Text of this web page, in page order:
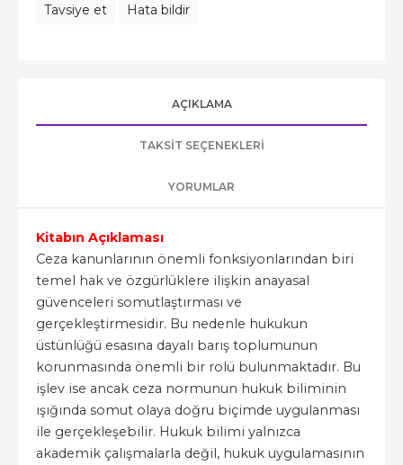
Tavsiye et Hata bildir
AÇIKLAMA
TAKSIT SEÇENEKLERI
YORUMLAR
Kitabın Açıklaması
Ceza kanunlarının önemli fonksiyonlarından biri
temel hak ve özgürlüklere ilişkin anayasal
güvenceleri somutlaştırması ve
gerçekleştirmesidir. Bu nedenle hukukun
üstünlüğü esasına dayalı barış toplumunun
korunmasında önemli bir rolü bulunmaktadır. Bu
işlev ise ancak ceza normunun hukuk biliminin
ışığında somut olaya doğru biçimde uygulanması
ile gerçekleşebilir. Hukuk bilimi yalnızca
akademik çalışmalarla değil, hukuk uygulamasının